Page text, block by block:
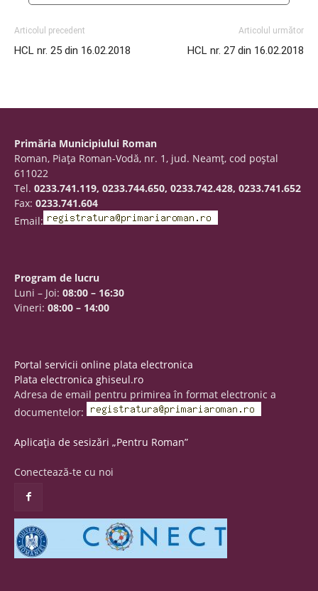
Articolul precedent
HCL nr. 25 din 16.02.2018
Articolul următor
HCL nr. 27 din 16.02.2018
Primăria Municipiului Roman
Roman, Piaţa Roman-Vodă, nr. 1, jud. Neamţ, cod poştal
611022
Tel. 0233.741.119, 0233.744.650, 0233.742.428, 0233.741.652
Fax: 0233.741.604
Email:
Program de lucru
Luni – Joi: 08:00 – 16:30
Vineri: 08:00 – 14:00
Portal servicii online plata electronica
Plata electronica ghiseul.ro
Adresa de email pentru primirea în format electronic a
documentelor:
Aplicația de sesizări „Pentru Roman”
Conectează-te cu noi